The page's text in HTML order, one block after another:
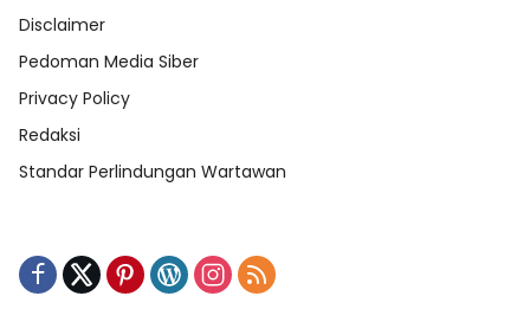
Disclaimer
Pedoman Media Siber
Privacy Policy
Redaksi
Standar Perlindungan Wartawan